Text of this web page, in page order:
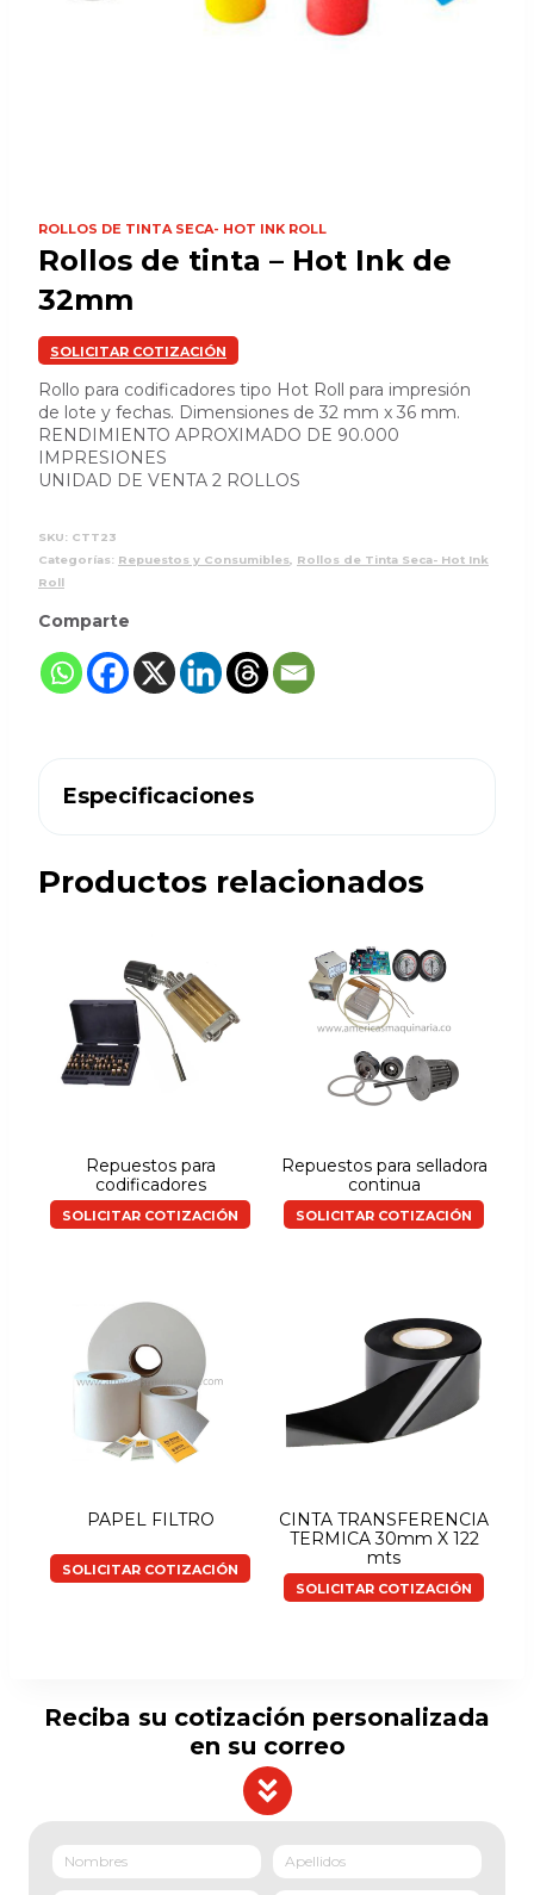
ROLLOS DE TINTA SECA- HOT INK ROLL
Rollos de tinta – Hot Ink de
32mm
SOLICITAR COTIZACIÓN
Rollo para codificadores tipo Hot Roll para impresión
de lote y fechas. Dimensiones de 32 mm x 36 mm.
RENDIMIENTO APROXIMADO DE 90.000
IMPRESIONES
UNIDAD DE VENTA 2 ROLLOS
SKU: CTT23
Categorías: Repuestos y Consumibles, Rollos de Tinta Seca- Hot Ink
Roll
Comparte
Especificaciones
Productos relacionados
Repuestos para
codificadores
SOLICITAR COTIZACIÓN
Repuestos para selladora
continua
SOLICITAR COTIZACIÓN
PAPEL FILTRO
SOLICITAR COTIZACIÓN
CINTA TRANSFERENCIA
TERMICA 30mm X 122
mts
SOLICITAR COTIZACIÓN
Reciba su cotización personalizada
en su correo